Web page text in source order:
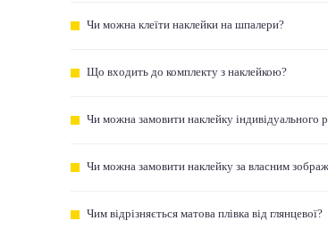
Чи можна клеїти наклейки на шпалери?
Що входить до комплекту з наклейкою?
Чи можна замовити наклейку індивідуального
Чи можна замовити наклейку за власним
Чим відрізняється матова плівка від глянцевої?